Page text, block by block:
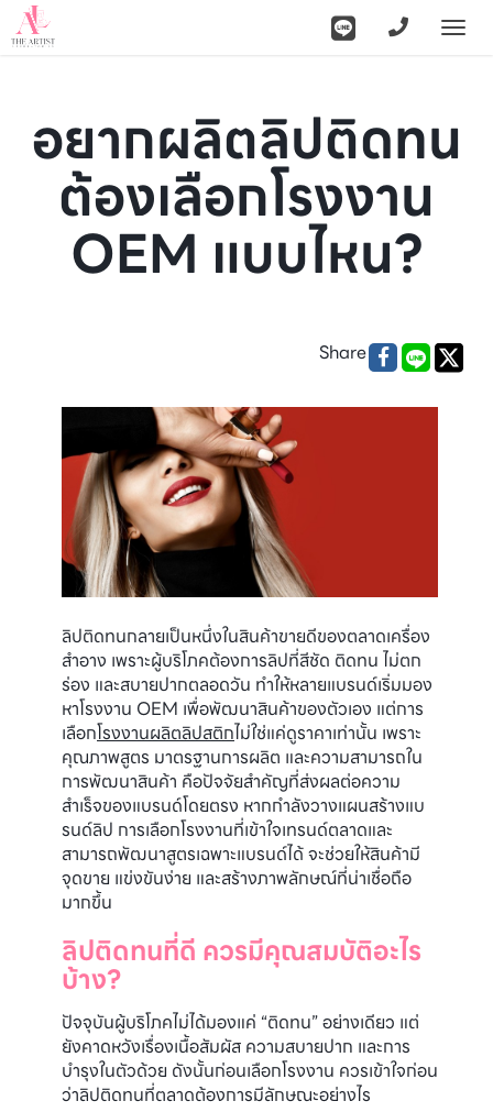
อยากผลิตลิปติดทน
ต้องเลือกโรงงาน
OEM แบบไหน?
Share
ลิปติดทนกลายเป็นหนึ่งในสินค้าขายดีของตลาดเครื่อง
สำอาง เพราะผู้บริโภคต้องการลิปที่สีชัด ติดทน ไม่ตก
ร่อง และสบายปากตลอดวัน ทำให้หลายแบรนด์เริ่มมอง
หาโรงงาน OEM เพื่อพัฒนาสินค้าของตัวเอง แต่การ
เลือกโรงงานผลิตลิปสติกไม่ใช่แค่ดูราคาเท่านั้น เพราะ
คุณภาพสูตร มาตรฐานการผลิต และความสามารถใน
การพัฒนาสินค้า คือปัจจัยสำคัญที่ส่งผลต่อความ
สำเร็จของแบรนด์โดยตรง หากกำลังวางแผนสร้างแบ
รนด์ลิป การเลือกโรงงานที่เข้าใจเทรนด์ตลาดและ
สามารถพัฒนาสูตรเฉพาะแบรนด์ได้ จะช่วยให้สินค้ามี
จุดขาย แข่งขันง่าย และสร้างภาพลักษณ์ที่น่าเชื่อถือ
มากขึ้น
ลิปติดทนที่ดี ควรมีคุณสมบัติอะไร
บ้าง?
ปัจจุบันผู้บริโภคไม่ได้มองแค่ “ติดทน” อย่างเดียว แต่
ยังคาดหวังเรื่องเนื้อสัมผัส ความสบายปาก และการ
บำรุงในตัวด้วย ดังนั้นก่อนเลือกโรงงาน ควรเข้าใจก่อน
ว่าลิปติดทนที่ตลาดต้องการมีลักษณะอย่างไร